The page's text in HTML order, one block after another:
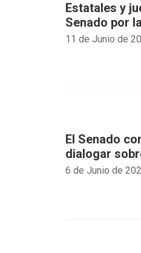
11 de Junio de
Estatales y
Senado por
6 de Junio de
El Senado
dialogar